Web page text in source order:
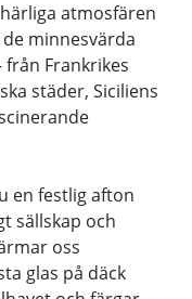
atmosfären
minnesvärda
Frankrikes
städer, Siciliens
en festlig afton
sällskap och
oss
glas på däck